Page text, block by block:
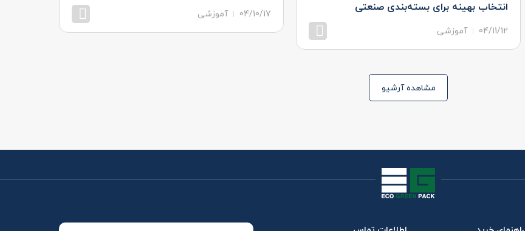
انتخاب بهینه برای بسته‌بندی صنعتی
04/11/12 آموزشی
04/10/17 آموزشی
مشاهده آرشیو